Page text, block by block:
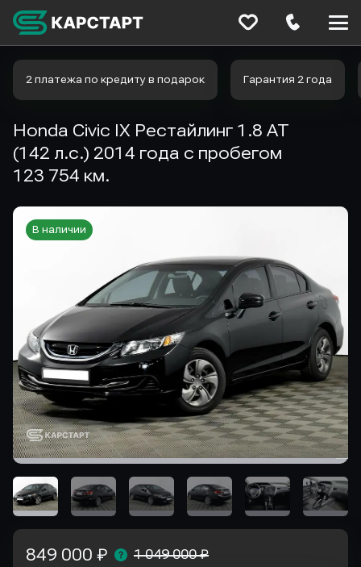
2 платежа по кредиту в подарок Гарантия 2 года
Honda Civic IX Рестайлинг 1.8 AT
(142 л.с.) 2014 года с пробегом
123 754 км.
В наличии
849 000 ₽ 1 049 000 ₽